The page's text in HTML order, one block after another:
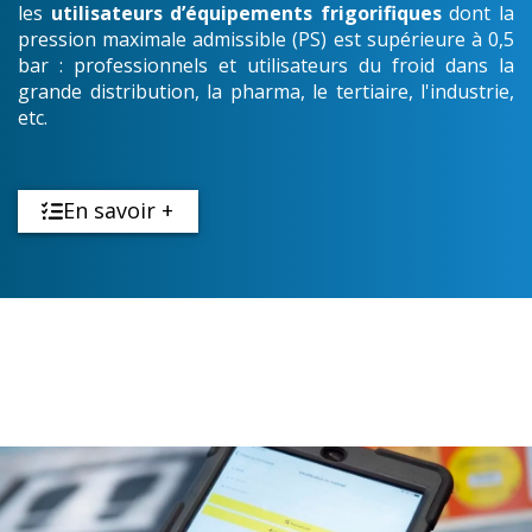
les utilisateurs d’équipements frigorifiquesdont la
pression maximale admissible (PS) est supérieure à 0,5
bar : professionnels et utilisateurs du froid dans la
grande distribution, la pharma, le tertiaire, l'industrie,
etc.
En savoir +